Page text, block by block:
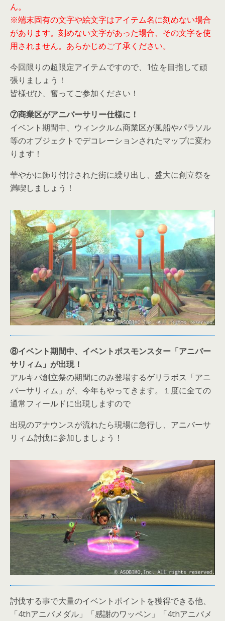
ん。
※端末固有の文字や絵文字はアイテム名に刻めない場合
があります。刻めない文字があった場合、その文字を使
用されません。あらかじめご了承ください。
今回限りの超限定アイテムですので、1位を目指して頑
張りましょう！
皆様ぜひ、奮ってご参加ください！
⑦商業区がアニバーサリー仕様に！
イベント期間中、ウィンクルム商業区が風船やパラソル
等のオブジェクトでデコレーションされたマップに変わ
ります！
華やかに飾り付けされた街に繰り出し、盛大に創立祭を
満喫しましょう！
⑧イベント期間中、イベントボスモンスター「アニバー
サリィム」が出現！
アルキバ創立祭の期間にのみ登場するゲリラボス「アニ
バーサリィム」が、今年もやってきます。１度に全ての
通常フィールドに出現しますので
出現のアナウンスが流れたら現場に急行し、アニバーサ
リィム討伐に参加しましょう！
討伐する事で大量のイベントポイントを獲得できる他、
「4thアニバメダル」「感謝のワッペン」「4thアニバメ